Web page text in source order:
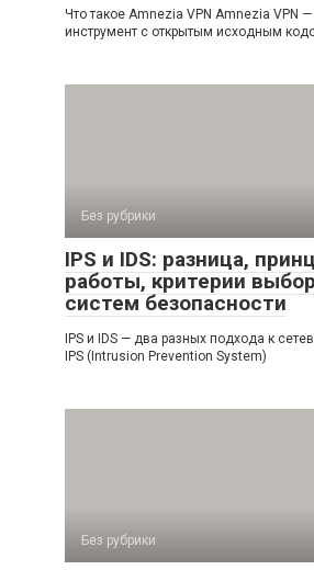
Что такое Amnezia VPN Amnezia VPN
инструмент с открытым исходным
Без рубрики
IPS и IDS: разница,
работы, критерии
систем безопасности
IPS и IDS — два разных подхода к
IPS (Intrusion Prevention System)
Без рубрики